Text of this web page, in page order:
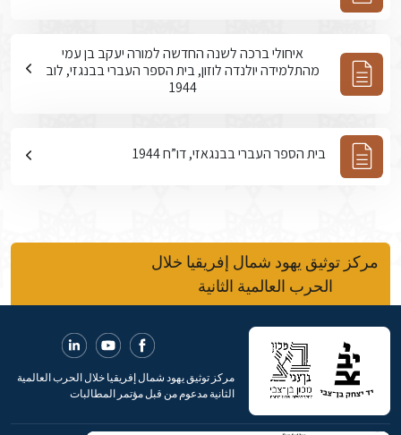
איחולי ברכה לשנה החדשה למורה יעקב בן עמי
מהתלמידה יולנדה לוזון, בית הספר העברי בבנגזי, לוב
1944
בית הספר העברי בבנגאזי, דו”ח 1944
مركز توثيق يهود شمال إفريقيا خلال
الحرب العالمية الثانية
مركز توثيق يهود شمال إفريقيا خلال الحرب العالمية
الثانية مدعوم من قبل مؤتمر المطالبات